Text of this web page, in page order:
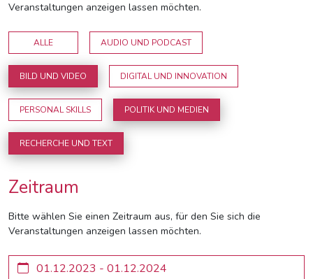
Veranstaltungen anzeigen lassen möchten.
ALLE AUDIO UND PODCAST
BILD UND VIDEO DIGITAL UND INNOVATION
PERSONAL SKILLS POLITIK UND MEDIEN
RECHERCHE UND TEXT
Zeitraum
Bitte wählen Sie einen Zeitraum aus, für den Sie sich die
Veranstaltungen anzeigen lassen möchten.